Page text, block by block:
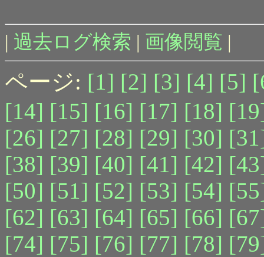
| 過去ログ検索 | 画像閲覧 |
ページ: [1] [2] [3] [4] [5]
[14] [15] [16] [17] [18]
[26] [27] [28] [29] [30]
[38] [39] [40] [41] [42]
[50] [51] [52] [53] [54]
[62] [63] [64] [65] [66]
[74] [75] [76] [77] [78]